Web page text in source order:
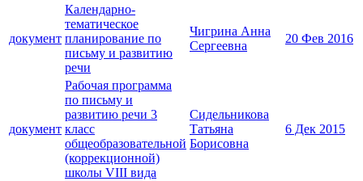
документ
Календарно-
тематическое
планирование по
письму и развитию
речи
Чигрина Анна
Сергеевна
20 Фев 2016
документ
Рабочая программа
по письму и
развитию речи 3
класс
общеобразовательной
(коррекционной)
школы VIII вида
Сидельникова
Татьяна
Борисовна
6 Дек 2015